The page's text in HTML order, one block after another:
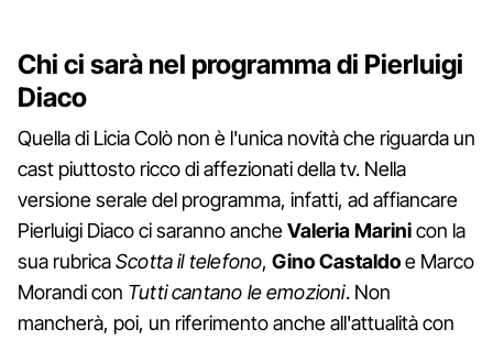
Chi ci sarà nel programma di Pierluigi
Diaco
Quella di Licia Colò non è l'unica novità che riguarda un
cast piuttosto ricco di affezionati della tv. Nella
versione serale del programma, infatti, ad affiancare
Pierluigi Diaco ci saranno ancheValeria Marinicon la
sua rubricaScotta il telefono,Gino Castaldoe Marco
Morandi con Tutti cantano le emozioni. Non
mancherà, poi, un riferimento anche all'attualità con